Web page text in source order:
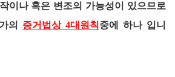
이나 혹은 변조의 가능성이 있으므로
의 증거법상 4대원칙중에 하나 입니